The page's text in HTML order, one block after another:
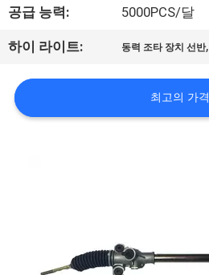
장
투
어
공급 능력: 5000PCS/달
하이 라이트: 동력 조타 장치 선반,
최고의 가격